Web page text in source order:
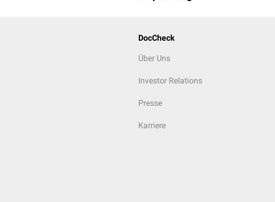
DocCheck
Über Uns
Investor Relations
Presse
Karriere